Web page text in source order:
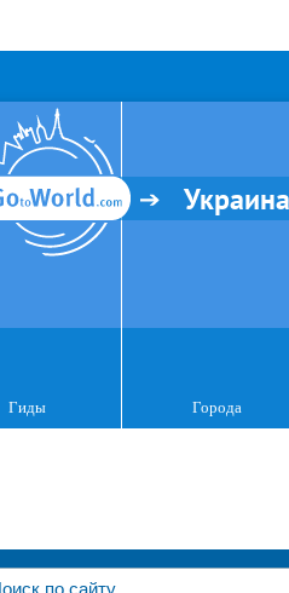
Украина
Гиды Города